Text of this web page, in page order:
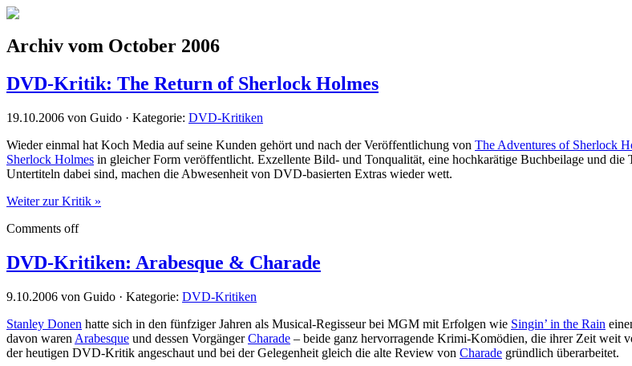
Archiv vom October 2006
DVD-Kritik: The Return of Sherlock Holmes
19.10.2006 von Guido · Kategorie: DVD-Kritiken
Wieder einmal hat Koch Media auf seine Kunden gehört und nach der Veröffentlichung von The Adventures of Sherlock
Sherlock Holmes in gleicher Form veröffentlicht. Exzellente Bild- und Tonqualität, eine hochkarätige Buchbeilage und
Untertiteln dabei sind, machen die Abwesenheit von DVD-basierten Extras wieder wett.
Weiter zur Kritik »
Comments off
DVD-Kritiken: Arabesque & Charade
9.10.2006 von Guido · Kategorie: DVD-Kritiken
Stanley Donen hatte sich in den fünfziger Jahren als Musical-Regisseur bei MGM mit Erfolgen wie Singin’ in the Rain
davon waren Arabesque und dessen VorgängerCharade – beide ganz hervorragende Krimi-Komödien, die ihrer Zeit weit
der heutigen DVD-Kritik angeschaut und bei der Gelegenheit gleich die alte Review von Charade gründlich überarbeitet.